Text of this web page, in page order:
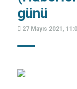
günü
27 Mayıs 2021,